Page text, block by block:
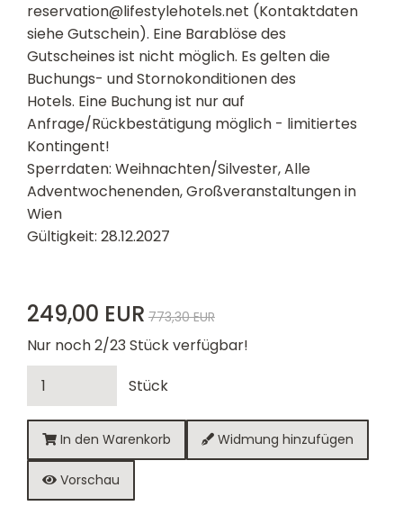
reservation@lifestylehotels.net (Kontaktdaten
siehe Gutschein). Eine Barablöse des
Gutscheines ist nicht möglich. Es gelten die
Buchungs- und Stornokonditionen des
Hotels. Eine Buchung ist nur auf
Anfrage/Rückbestätigung möglich - limitiertes
Kontingent!
Sperrdaten: Weihnachten/Silvester, Alle
Adventwochenenden, Großveranstaltungen in
Wien
Gültigkeit: 28.12.2027
249,00 EUR 773,30 EUR
Nur noch 2/23 Stück verfügbar!
Stück
In den Warenkorb Widmung hinzufügen
Vorschau